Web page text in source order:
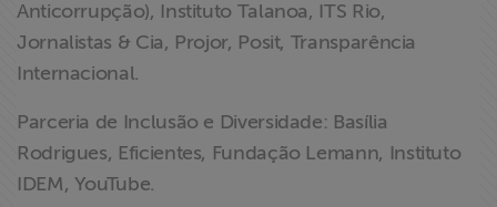
Anticorrupção), Instituto Talanoa, ITS Rio,
Jornalistas & Cia, Projor, Posit, Transparência
Internacional.
Parceria de Inclusão e Diversidade: Basília
Rodrigues, Eficientes, Fundação Lemann, Instituto
IDEM, YouTube.